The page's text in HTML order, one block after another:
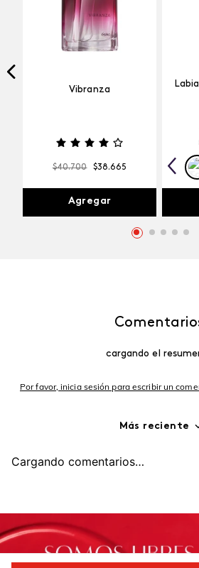
Vibranza
$40.700 $38.665
Agregar
cargando el
Por favor, inicia sesión para escribir un
Más reciente
Cargando comentarios…